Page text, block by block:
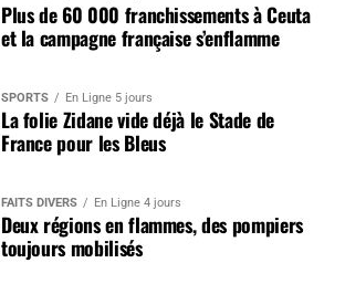
Plus de 60 000 franchissements à Ceuta
et la campagne française s’enflamme
SPORTS En Ligne 5 jours
La folie Zidane vide déjà le Stade de
France pour les Bleus
FAITS DIVERS En Ligne 4 jours
Deux régions en flammes, des pompiers
toujours mobilisés